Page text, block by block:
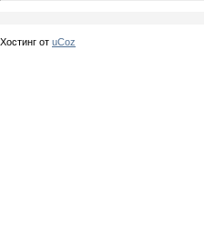
Хостинг от uCoz